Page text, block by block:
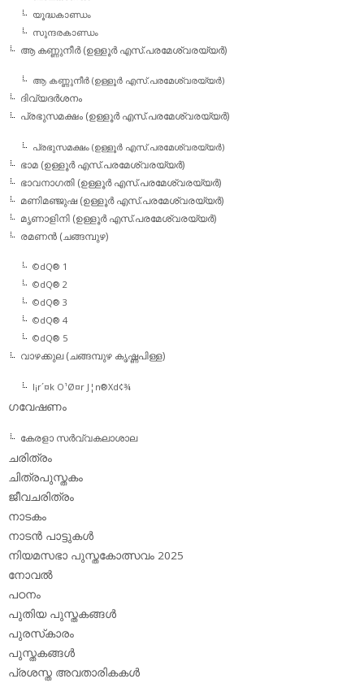
യൂദ്ധകാണ്ഡം
സുന്ദരകാണ്ഡം
ആ കണ്ണുനീര്‍ (ഉള്ളൂര്‍ എസ്.പരമേശ്വരയ്യര്‍)
ആ കണ്ണുനീര്‍ (ഉള്ളൂര്‍ എസ്.പരമേശ്വരയ്യര്‍)
ദിവ്യദര്‍ശനം
പ്രഭുസമക്ഷം (ഉള്ളൂര്‍ എസ്.പരമേശ്വരയ്യര്‍)
പ്രഭുസമക്ഷം (ഉള്ളൂര്‍ എസ്.പരമേശ്വരയ്യര്‍)
ഭാമ (ഉള്ളൂര്‍ എസ്.പരമേശ്വരയ്യര്‍)
ഭാവനാഗതി (ഉള്ളൂര്‍ എസ്.പരമേശ്വരയ്യര്‍)
മണിമഞ്ജുഷ (ഉള്ളൂര്‍ എസ്.പരമേശ്വരയ്യര്‍)
മൃണാളിനി (ഉള്ളൂര്‍ എസ്.പരമേശ്വരയ്യര്‍)
രമണന്‍ (ചങ്ങമ്പുഴ)
©dQ® 1
©dQ® 2
©dQ® 3
©dQ® 4
©dQ® 5
വാഴക്കുല (ചങ്ങമ്പുഴ കൃഷ്ണപിള്ള)
l¡r´¤k O¹Ø¤r J¦n®Xd¢¾
ഗവേഷണം
കേരളാ സര്‍വ്വകലാശാല
ചരിത്രം
ചിത്രപുസ്തകം
ജീവചരിത്രം
നാടകം
നാടന്‍ പാട്ടുകള്‍
നിയമസഭാ പുസ്തകോത്സവം 2025
നോവല്‍
പഠനം
പുതിയ പുസ്തകങ്ങള്‍
പുരസ്‌കാരം
പുസ്തകങ്ങള്‍
പ്രശസ്ത അവതാരികകള്‍